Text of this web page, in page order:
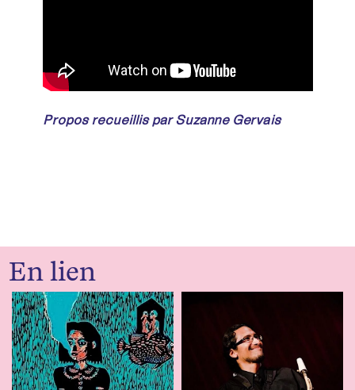
Propos recueillis par Suzanne Gervais
En lien